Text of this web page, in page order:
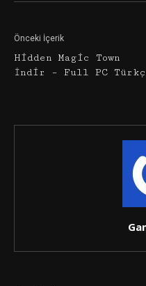
Önceki İçerik
Hidden Magic Town
İndir – Full PC